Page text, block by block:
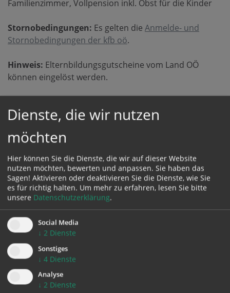
Familienzimmer, Vollpension inkl. Obst für die Kinder
Stornobedingungen: Es gelten die Anmelde- und
Stornobedingungen der kfb oö.
Hinweis: Elternbildungsgutscheine vom Land OÖ
können eingelöst werden.
Kindern (insgesamt max. 3 Kinder unter 3 Jahren pro
Diese Veranstaltung ist leider ausgebucht. Gerne
kannst du dich für die Warteliste vormerken lassen.
HIER GEHT ES ZUR WARTELISTE
Anmeldung:
Veranstaltung ausgebucht
Dienste, die wir nutzen
möchten
Hier können Sie die Dienste, die wir auf dieser Website
nutzen möchten, bewerten und anpassen. Sie haben das
Sagen! Aktivieren oder deaktivieren Sie die Dienste, wie Sie
es für richtig halten. Um mehr zu erfahren, lesen Sie bitte
unsere Datenschutzerklärung.
Social Media
↓ 2 Dienste
Sonstiges
↓ 4 Dienste
Analyse
↓ 2 Dienste